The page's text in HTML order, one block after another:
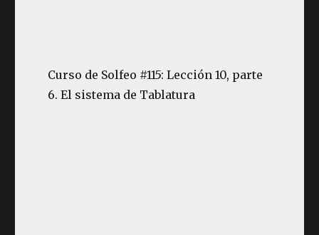
Curso de Solfeo #115: Lección 10, parte
6. El sistema de Tablatura